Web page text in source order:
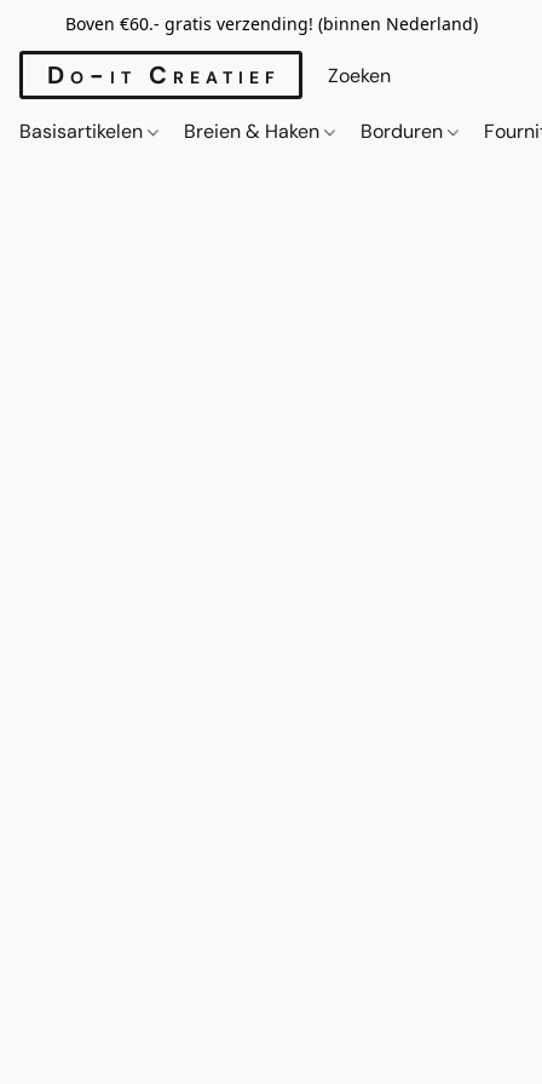
Boven €60.- gratis verzending! (binnen Nederland)
Do-it Creatief
Basisartikelen Breien & Haken Borduren